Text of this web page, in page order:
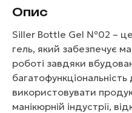
Опис
Siller Bottle Gel №02 –
гель, який забезпечує
роботі завдяки
використовувати
манікюрній індустрії,